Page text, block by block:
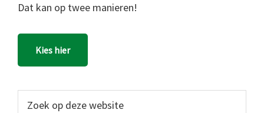
Dat kan op twee manieren!
Kies hier